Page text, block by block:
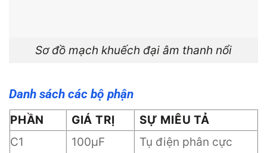
Sơ đồ mạch khuếch đại âm thanh nổi
Danh sách các bộ phận
PHẦN GIÁ TRỊ
SỰ MIÊU TẢ
C1
100µF
Tụ điện phân cực